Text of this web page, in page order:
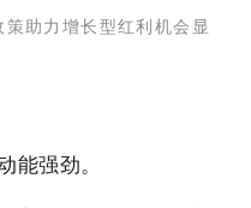
助力增长型红利机会显
强劲。